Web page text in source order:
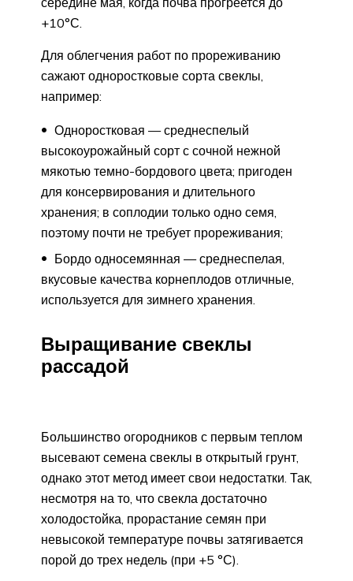
+10°С.
Для облегчения работ по прореживанию
сажают одноростковые сорта свеклы,
например:
Одноростковая — среднеспелый
высокоурожайный сорт с сочной нежной
мякотью темно-бордового цвета; пригоден
для консервирования и длительного
хранения; в соплодии только одно семя,
поэтому почти не требует прореживания;
Бордо односемянная — среднеспелая,
вкусовые качества корнеплодов отличные,
используется для зимнего хранения.
Выращивание свеклы
рассадой
Большинство огородников с первым теплом
высевают семена свеклы в открытый грунт,
однако этот метод имеет свои недостатки. Так,
несмотря на то, что свекла достаточно
холодостойка, прорастание семян при
невысокой температуре почвы затягивается
порой до трех недель (при +5 °С).